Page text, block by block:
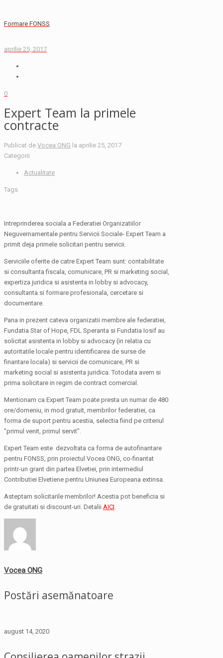
Formare FONSS
aprilie 25, 2017
0
Expert Team la primele
contracte
Publicat de Vocea ONG la aprilie 25, 2017
Categorii
Actualitate
Tags
Intreprinderea sociala a Federatiei Organizatiilor
Neguvernamentale pentru Servicii Sociale- Expert Team a
primit deja primele solicitari pentru servicii.
Serviciile oferite de catre Expert Team sunt: contabilitate
si consultanta fiscala, comunicare, PR si marketing social,
expertiza juridica si asistenta in lobby si advocacy,
consultanta si formare profesionala, cercetare si
documentare.
Pana in prezent cateva organizatii membre ale federatiei,
Fundatia Star of Hope, FDL Speranta si Fundatia Iosif au
solicitat asistenta in lobby si advocacy (in relatia cu
autoritatile locale pentru identificarea de surse de
finantare locala) si servicii de comunicare, PR si
marketing social si asistenta juridica. Totodata avem si
prima solicitare in regim de contract comercial.
Mentionam ca Expert Team poate presta un numar de 480
ore/domeniu, in mod gratuit, membrilor federatiei, ca
forma de suport pentru acestia, selectia fiind pe criteriul
”primul venit, primul servit”.
Expert Team este dezvoltata ca forma de autofinantare
pentru FONSS, prin proiectul Vocea ONG, co-finantat
printr-un grant din partea Elvetiei, prin intermediul
Contributiei Elvetiene pentru Uniunea Europeana extinsa.
Asteptam solicitarile membrilor! Acestia pot beneficia si
de gratuitati si discount-uri. Detalii AICI.
Vocea ONG
Postări asemănatoare
august 14, 2020